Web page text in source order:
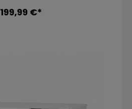
199,99 €*